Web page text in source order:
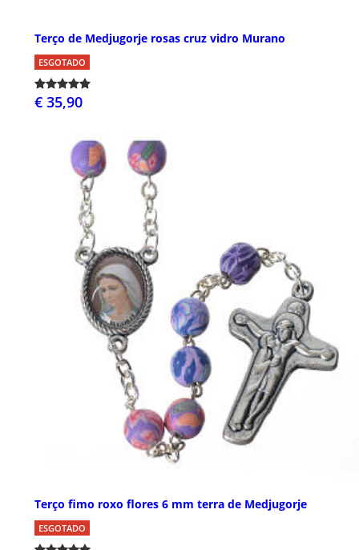
Terço de Medjugorje rosas cruz vidro Murano
ESGOTADO
€ 35,90
Terço fimo roxo flores 6 mm terra de Medjugorje
ESGOTADO